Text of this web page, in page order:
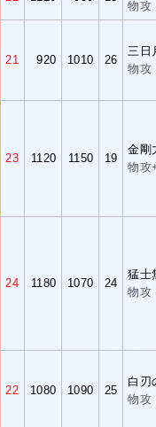
物攻
21 920 1010 26
三日
物攻
23 1120 1150 19
金剛
物攻
24 1180 1070 24
猛士
物攻
22 1080 1090 25
白刃
物攻